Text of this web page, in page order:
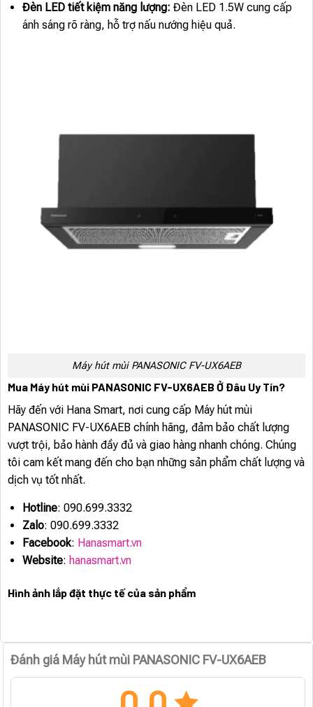
Đèn LED tiết kiệm năng lượng: Đèn LED 1.5W cung cấp
ánh sáng rõ ràng, hỗ trợ nấu nướng hiệu quả.
Máy hút mùi PANASONIC FV-UX6AEB
Mua Máy hút mùi PANASONIC FV-UX6AEB Ở Đâu Uy Tín?
Hãy đến với Hana Smart, nơi cung cấp Máy hút mùi
PANASONIC FV-UX6AEB chính hãng, đảm bảo chất lượng
vượt trội, bảo hành đầy đủ và giao hàng nhanh chóng. Chúng
tôi cam kết mang đến cho bạn những sản phẩm chất lượng và
dịch vụ tốt nhất.
Hotline: 090.699.3332
Zalo: 090.699.3332
Facebook: Hanasmart.vn
Website: hanasmart.vn
Hình ảnh lắp đặt thực tế của sản phẩm
Đánh giá Máy hút mùi PANASONIC FV-UX6AEB